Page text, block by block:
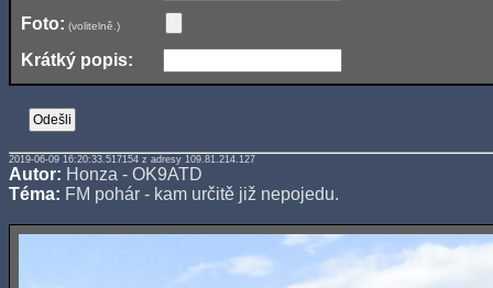
Foto: (volitelně.)
Krátký popis:
2019-06-09 16:20:33.517154 z adresy 109.81.214.127
Autor: Honza - OK9ATD
Téma: FM pohár - kam určitě již nepojedu.